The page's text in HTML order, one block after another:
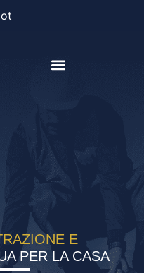
E
PER LA CASA